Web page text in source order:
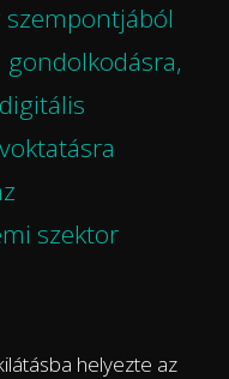
gondolkodásra,
szektor
helyezte az